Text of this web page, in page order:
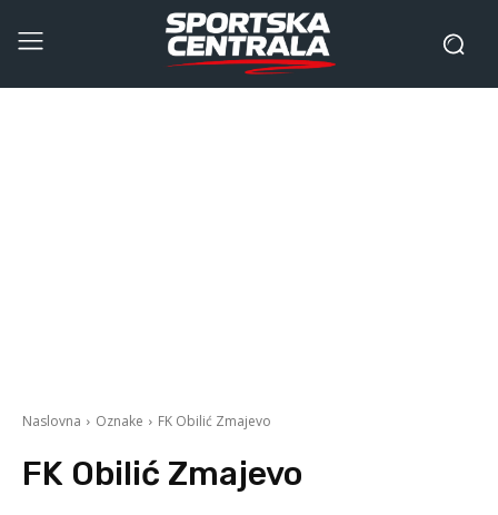
Naslovna Oznake FK Obilić Zmajevo
FK Obilić Zmajevo